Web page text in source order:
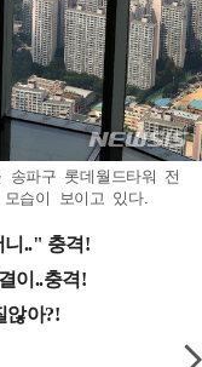
파구 롯데월드타워 전
습이 보이고 있다.